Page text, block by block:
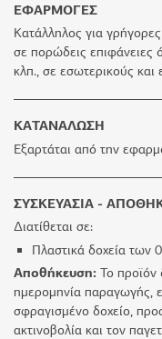
ΕΦΑΡΜΟΓΕΣ
Κατάλληλος για
σε πορώδεις
κλπ., σε εσωτερικούς
ΚΑΤΑΝΑΛΩΣΗ
Εξαρτάται από την
ΣΥΣΚΕΥΑΣΙΑ -
Διατίθεται σε:
Πλαστικά δοχεία των
Αποθήκευση: Το προϊόν
ημερομηνία παραγωγής,
σφραγισμένο δοχείο,
ακτινοβολία και τον